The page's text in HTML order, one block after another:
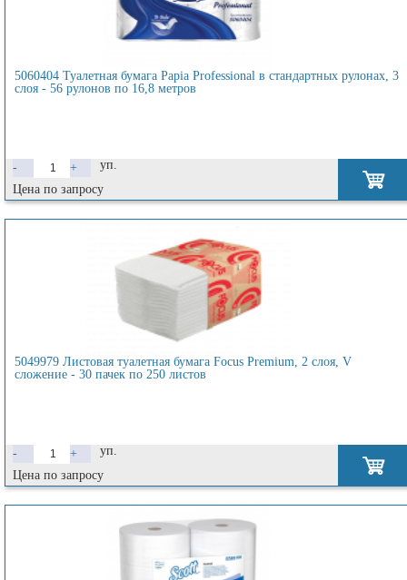
5060404 Туалетная бумага Papia Professional в стандартных рулонах, 3
слоя - 56 рулонов по 16,8 метров
- +
уп.
Цена по запросу
5049979 Листовая туалетная бумага Focus Premium, 2 слоя, V
сложение - 30 пачек по 250 листов
- +
уп.
Цена по запросу